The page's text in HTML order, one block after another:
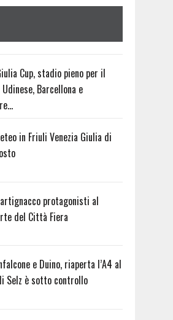
Cup, stadio pieno per il
Barcellona e
in Friuli Venezia Giulia di
protagonisti al
del Città Fiera
e Duino, riaperta l’A4 al
Selz è sotto controllo